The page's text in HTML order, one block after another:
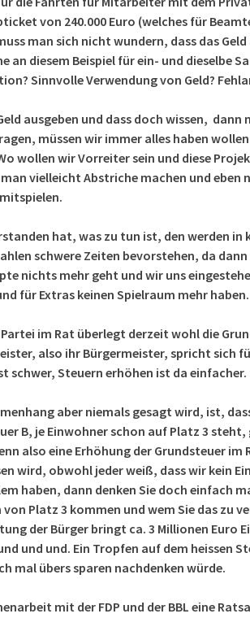
von 240.000 Euro (welches für
man sich nicht wundern, dass das Geld
an diesem Beispiel für ein- und dieselbe
Sinnvolle Verwendung von Geld?
ausgeben und dass doch wissen, dann
müssen wir immer alles haben
wollen wir Vorreiter sein und diese
vielleicht Abstriche machen und eben
hat, was zu tun ist, den werden in
schwere Zeiten bevorstehen, da
nichts mehr geht und wir uns
für Extras keinen Spielraum mehr haben.
im Rat überlegt derzeit wohl die
also ihr Bürgermeister, spricht sich
schwer, Steuern erhöhen ist da einfacher.
aber niemals gesagt wird, ist,
B, je Einwohner schon auf Platz 3 steht,
also eine Erhöhung der Grundsteuer im
wird, obwohl jeder weiß, dass wir kein
haben, dann denken Sie doch einfach
Platz 3 kommen und wem Sie das zu
der Bürger bringt ca. 3 Millionen Euro
und und. Ein Tropfen auf dem heissen
mal übers sparen nachdenken würde.
mit der FDP und der BBL eine